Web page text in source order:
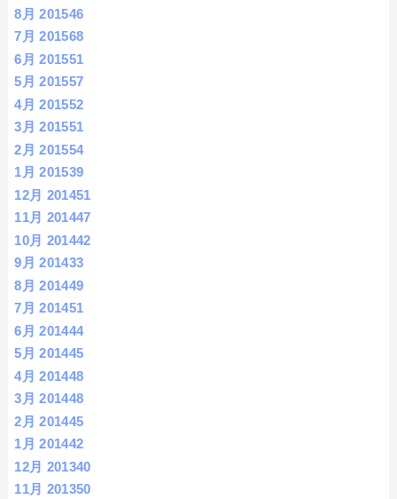
8月 201546
7月 201568
6月 201551
5月 201557
4月 201552
3月 201551
2月 201554
1月 201539
12月 201451
11月 201447
10月 201442
9月 201433
8月 201449
7月 201451
6月 201444
5月 201445
4月 201448
3月 201448
2月 201445
1月 201442
12月 201340
11月 201350